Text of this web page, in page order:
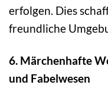
erfolgen. Dies
freundliche
6. Märchenhafte
und Fabelwesen